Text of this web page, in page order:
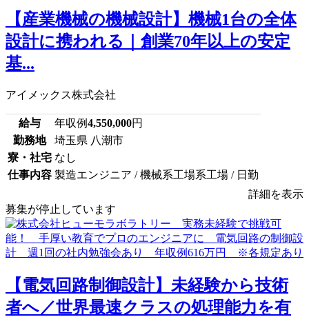
【産業機械の機械設計】機械1台の全体
設計に携われる｜創業70年以上の安定
基...
アイメックス株式会社
給与 年収例4,550,000円
勤務地
埼玉県 八潮市
寮・社宅 なし
仕事内容 製造エンジニア / 機械系工場系工場 / 日勤
詳細を表示
募集が停止しています
【電気回路制御設計】未経験から技術
者へ／世界最速クラスの処理能力を有